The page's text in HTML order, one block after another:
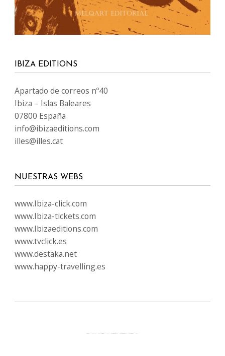
IBIZA EDITIONS
Apartado de correos nº40
Ibiza – Islas Baleares
07800 España
info@ibizaeditions.com
illes@illes.cat
NUESTRAS WEBS
www.Ibiza-click.com
www.Ibiza-tickets.com
www.Ibizaeditions.com
www.tvclick.es
www.destaka.net
www.happy-travelling.es